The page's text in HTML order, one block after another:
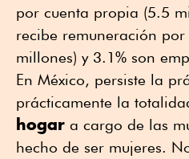
por cuenta propia (5.5
recibe remuneración
millones) y 3.1% son
En México, persiste la
prácticamente la
hogar a cargo de las
hecho de ser mujeres.